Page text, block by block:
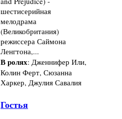
шестисерийная
мелодрама
(Великобритания)
режиссера Саймона
Ленгтона,...
В ролях: Дженнифер Или,
Колин Ферт, Сюзанна
Харкер, Джулия Савалия
Гостья